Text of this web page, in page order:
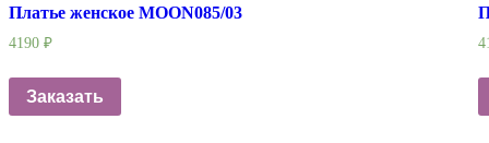
Платье женское MOON085/03
4190 ₽
Заказать